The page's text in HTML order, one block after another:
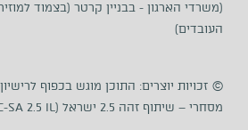
(משרדי הארגון - בבניין קרטר (בצמוד
העובדים)
© זכויות יוצרים: התוכן מוגש בכפוף
מסחרי – שיתוף זהה 2.5 ישראל (CC BY-NC-SA 2.5 IL)